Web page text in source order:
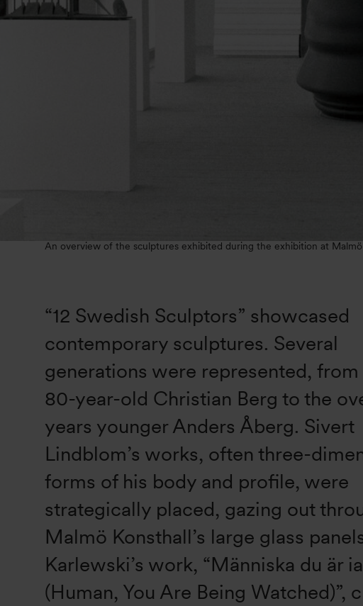
An overview of the sculptures exhibited during the exhibition at Malmö
“12 Swedish Sculptors” showcased
contemporary sculptures. Several
generations were represented, from
80-year-old Christian Berg to the
years younger Anders Åberg. Sivert
Lindblom’s works, often three-
forms of his body and profile, were
strategically placed, gazing out
Malmö Konsthall’s large glass
Karlewski’s work, “Människa du är
(Human, You Are Being Watched)”,